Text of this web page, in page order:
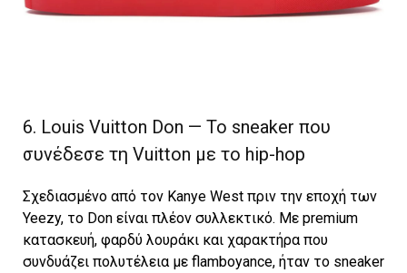
6. Louis Vuitton Don — Το sneaker που
συνέδεσε τη Vuitton με το hip-hop
Σχεδιασμένο από τον Kanye West πριν την εποχή των
Yeezy, το Don είναι πλέον συλλεκτικό. Με premium
κατασκευή, φαρδύ λουράκι και χαρακτήρα που
συνδυάζει πολυτέλεια με flamboyance, ήταν το sneaker